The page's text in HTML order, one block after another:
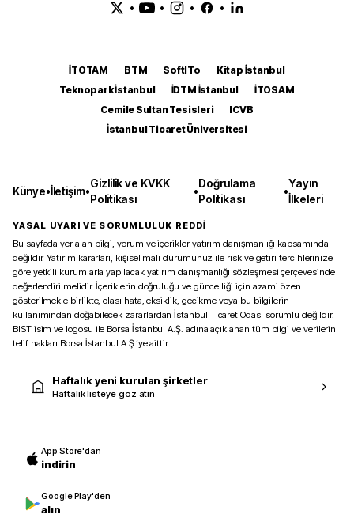
• • • •
İTOTAM BTM SoftITo
Kitap İstanbul
Teknopark İstanbul
İDTM İstanbul
İTOSAM
Cemile Sultan Tesisleri
ICVB
İstanbul Ticaret Üniversitesi
Künye•İletişim•
Gizlilik ve KVKK
Politikası
•
Doğrulama
Politikası
•
Yayın
İlkeleri
YASAL UYARI VE SORUMLULUK REDDİ
Bu sayfada yer alan bilgi, yorum ve içerikler yatırım danışmanlığı kapsamında
değildir. Yatırım kararları, kişisel mali durumunuz ile risk ve getiri tercihlerinize
göre yetkili kurumlarla yapılacak yatırım danışmanlığı sözleşmesi çerçevesinde
değerlendirilmelidir. İçeriklerin doğruluğu ve güncelliği için azami özen
gösterilmekle birlikte, olası hata, eksiklik, gecikme veya bu bilgilerin
kullanımından doğabilecek zararlardan İstanbul Ticaret Odası sorumlu değildir.
BIST isim ve logosu ile Borsa İstanbul A.Ş. adına açıklanan tüm bilgi ve verilerin
telif hakları Borsa İstanbul A.Ş.’ye aittir.
Haftalık yeni kurulan şirketler
Haftalık listeye göz atın
App Store'dan
indirin
Google Play'den
alın